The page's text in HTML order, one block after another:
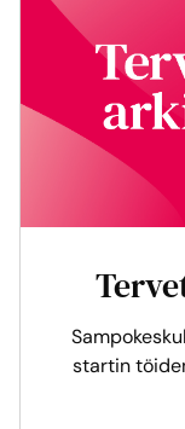
startin